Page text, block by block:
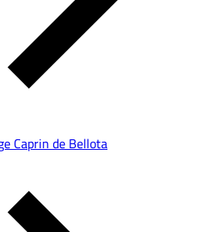
Caprin de Bellota